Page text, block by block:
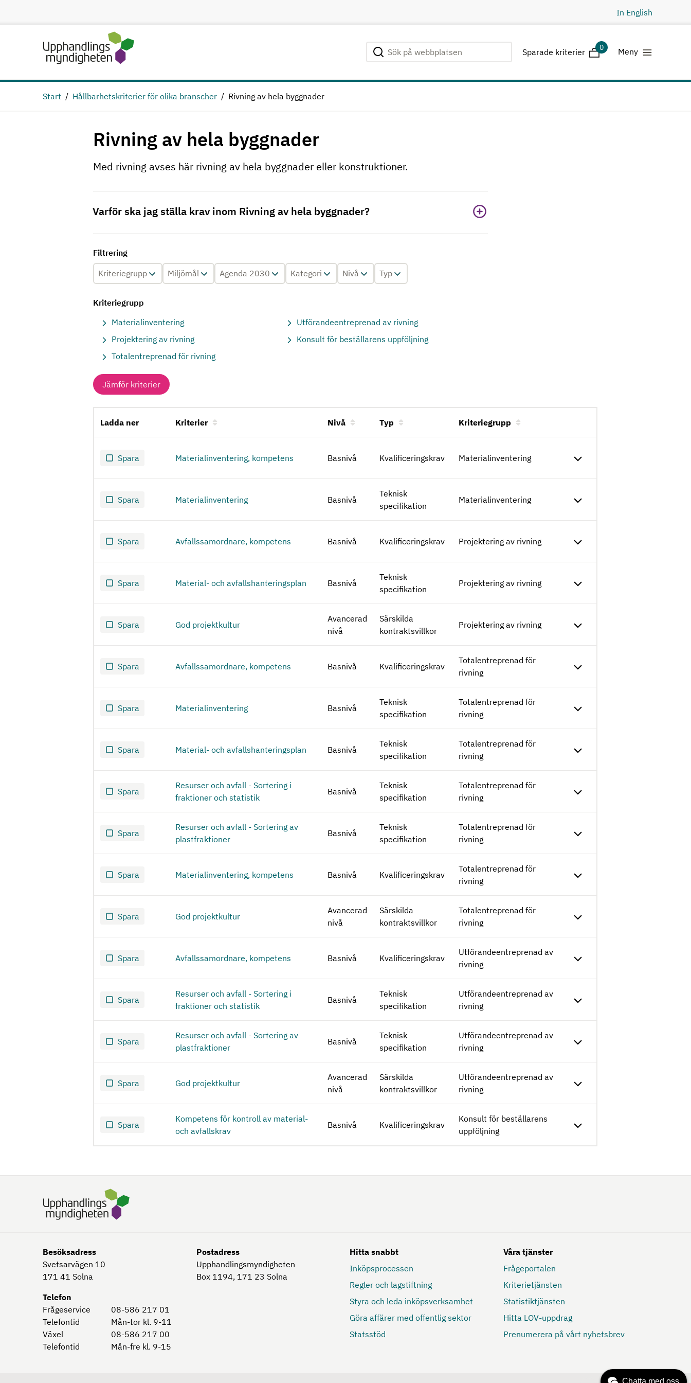
In English
Sök på webbplatsen
Genomför sökning Sparade kriterier
Sparade kriterier 0 Meny
Start Hållbarhetskriterier för olika branscher Rivning av hela byggnader
Rivning av hela byggnader
Med rivning avses här rivning av hela byggnader eller konstruktioner.
Varför ska jag ställa krav inom Rivning av hela byggnader?
Filtrering
Kriteriegrupp
Miljömål Agenda 2030 Kategori Nivå Typ
Kriteriegrupp
Materialinventering
Projektering av rivning
Totalentreprenad för rivning
Utförandeentreprenad av rivning
Konsult för beställarens uppföljning
Jämför kriterier
Ladda ner Kriterier Nivå Typ Kriteriegrupp
Spara Materialinventering, kompetens Basnivå Kvalificeringskrav Materialinventering
Spara Materialinventering Basnivå
Teknisk
specifikation
Materialinventering
Spara Avfallssamordnare, kompetens Basnivå Kvalificeringskrav Projektering av rivning
Spara Material- och avfallshanteringsplan Basnivå
Teknisk
specifikation
Projektering av rivning
Spara God projektkultur
Avancerad
nivå
Särskilda
kontraktsvillkor
Projektering av rivning
Spara Avfallssamordnare, kompetens Basnivå Kvalificeringskrav
Totalentreprenad för
rivning
Spara Materialinventering Basnivå
Teknisk
specifikation
Totalentreprenad för
rivning
Spara Material- och avfallshanteringsplan Basnivå
Teknisk
specifikation
Totalentreprenad för
rivning
Spara
Resurser och avfall - Sortering i
fraktioner och statistik
Basnivå
Teknisk
specifikation
Totalentreprenad för
rivning
Spara
Resurser och avfall - Sortering av
plastfraktioner
Basnivå
Teknisk
specifikation
Totalentreprenad för
rivning
Spara Materialinventering, kompetens Basnivå Kvalificeringskrav
Totalentreprenad för
rivning
Spara God projektkultur
Avancerad
nivå
Särskilda
kontraktsvillkor
Totalentreprenad för
rivning
Spara Avfallssamordnare, kompetens Basnivå Kvalificeringskrav
Utförandeentreprenad av
rivning
Spara
Resurser och avfall - Sortering i
fraktioner och statistik
Basnivå
Teknisk
specifikation
Utförandeentreprenad av
rivning
Spara
Resurser och avfall - Sortering av
plastfraktioner
Basnivå
Teknisk
specifikation
Utförandeentreprenad av
rivning
Spara God projektkultur
Avancerad
nivå
Särskilda
kontraktsvillkor
Utförandeentreprenad av
rivning
Spara
Kompetens för kontroll av material-
och avfallskrav
Basnivå Kvalificeringskrav
Konsult för beställarens
uppföljning
Besöksadress
Svetsarvägen 10
171 41 Solna
Telefon
Frågeservice
08-586 217 01
Telefontid
Mån-tor kl. 9-11
Växel
08-586 217 00
Telefontid
Mån-fre kl. 9-15
Postadress
Upphandlingsmyndigheten
Box 1194, 171 23 Solna
Hitta snabbt
Inköpsprocessen
Regler och lagstiftning
Styra och leda inköpsverksamhet
Göra affärer med offentlig sektor
Statsstöd
Våra tjänster
Frågeportalen
Kriterietjänsten
Statistiktjänsten
Hitta LOV-uppdrag
Prenumerera på vårt nyhetsbrev